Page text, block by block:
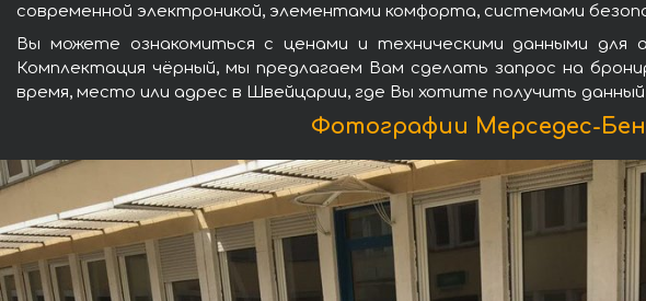
современной электроникой, элементами комфорта, системами
Вы можете ознакомиться с ценами и техническими данными
Комплектация чёрный, мы предлагаем Вам сделать запрос на
время, место или адрес в Швейцарии, где Вы хотите получить
Фотографии Мерседес-